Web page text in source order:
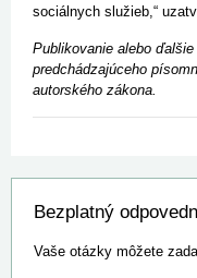
sociálnych služieb,“
Publikovanie alebo
predchádzajúceho
autorského zákona.
Bezplatný
Vaše otázky môžete